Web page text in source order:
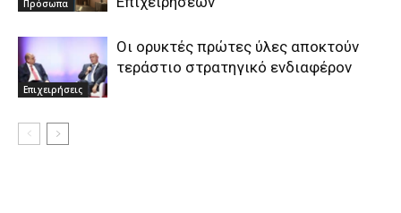
Πρόσωπα
Επιχειρήσεις
Oι ορυκτές πρώτες ύλες αποκτούν
τεράστιο στρατηγικό ενδιαφέρον